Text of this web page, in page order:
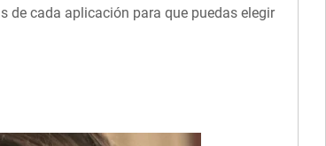
de cada aplicación para que puedas elegir